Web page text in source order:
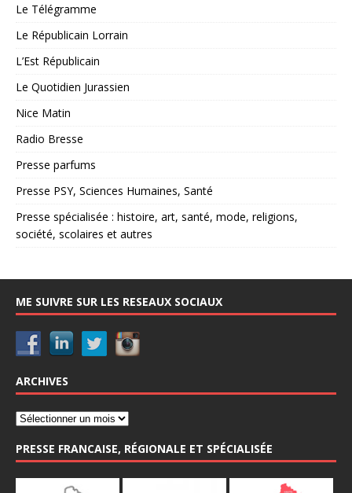
Le Télégramme
Le Républicain Lorrain
L’Est Républicain
Le Quotidien Jurassien
Nice Matin
Radio Bresse
Presse parfums
Presse PSY, Sciences Humaines, Santé
Presse spécialisée : histoire, art, santé, mode, religions,
société, scolaires et autres
ME SUIVRE SUR LES RESEAUX SOCIAUX
ARCHIVES
PRESSE FRANCAISE, RÉGIONALE ET SPÉCIALISÉE